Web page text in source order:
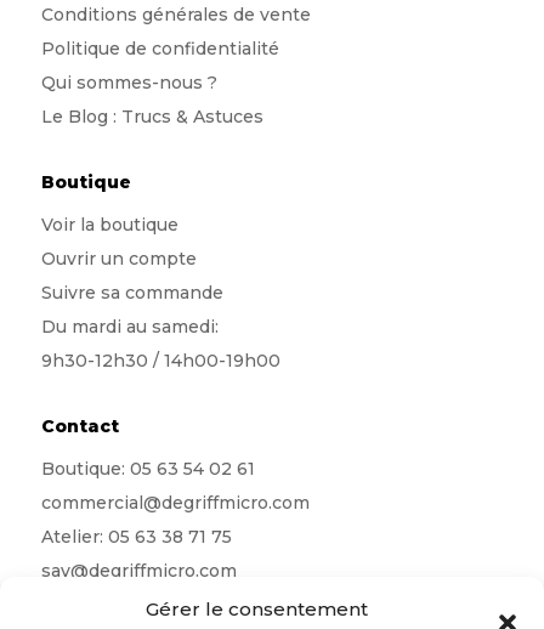
Gérer le consentement
Conditions générales de vente
Politique de confidentialité
Qui sommes-nous ?
Le Blog : Trucs & Astuces
Boutique
Voir la boutique
Ouvrir un compte
Suivre sa commande
Du mardi au samedi:
9h30-12h30 / 14h00-19h00
Contact
Boutique: 05 63 54 02 61
commercial@degriffmicro.com
Atelier: 05 63 38 71 75
sav@degriffmicro.com
albi@degriffmicro.com